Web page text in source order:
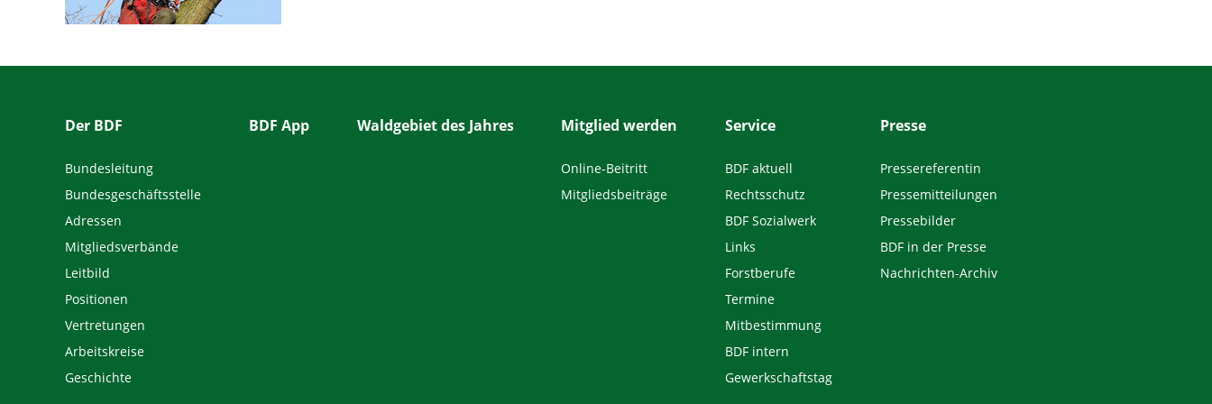
Der BDF
Bundesleitung
Bundesgeschäftsstelle
Adressen
Mitgliedsverbände
Leitbild
Positionen
Vertretungen
Arbeitskreise
Geschichte
BDF App Waldgebiet des Jahres Mitglied werden
Online-Beitritt
Mitgliedsbeiträge
Service
BDF aktuell
Rechtsschutz
BDF Sozialwerk
Links
Forstberufe
Termine
Mitbestimmung
BDF intern
Gewerkschaftstag
Presse
Pressereferentin
Pressemitteilungen
Pressebilder
BDF in der Presse
Nachrichten-Archiv